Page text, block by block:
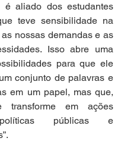
é aliado dos estudantes
teve sensibilidade na
nossas demandas e as
Isso abre uma
para que ele
conjunto de palavras e
em um papel, mas que,
em ações
públicas e